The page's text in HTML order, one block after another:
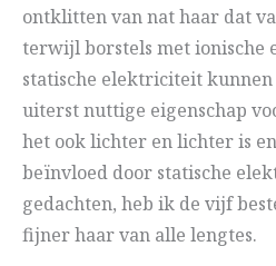
ontklitten van nat haar dat
terwijl borstels met ionische
statische elektriciteit
uiterst nuttige eigenschap
het ook lichter en lichter is
beïnvloed door statische
gedachten, heb ik de vijf
fijner haar van alle lengtes.